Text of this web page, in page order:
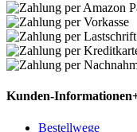
Kunden-Informationen
Bestellwege